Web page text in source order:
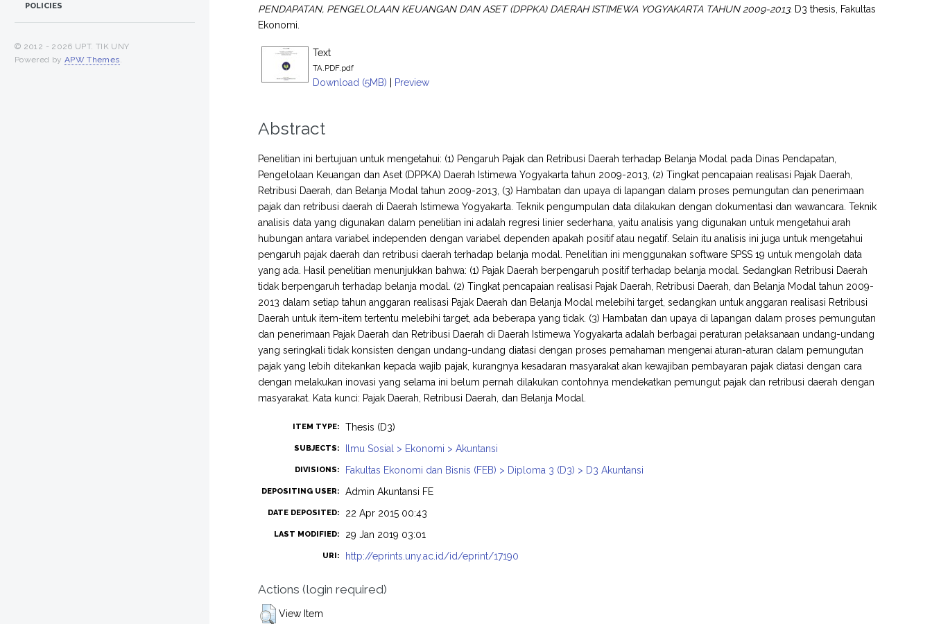
PENDAPATAN, PENGELOLAAN KEUANGAN DAN ASET (DPPKA) DAERAH ISTIMEWA YOGYAKARTA TAHUN 2009-2013. D3 thesis, Fakultas
Ekonomi.
Text
TA.PDF.pdf
Download (5MB) | Preview
Abstract
Penelitian ini bertujuan untuk mengetahui: (1) Pengaruh Pajak dan Retribusi Daerah terhadap Belanja Modal pada Dinas Pendapatan,
Pengelolaan Keuangan dan Aset (DPPKA) Daerah Istimewa Yogyakarta tahun 2009-2013, (2) Tingkat pencapaian realisasi Pajak Daerah,
Retribusi Daerah, dan Belanja Modal tahun 2009-2013, (3) Hambatan dan upaya di lapangan dalam proses pemungutan dan penerimaan
pajak dan retribusi daerah di Daerah Istimewa Yogyakarta. Teknik pengumpulan data dilakukan dengan dokumentasi dan wawancara. Teknik
analisis data yang digunakan dalam penelitian ini adalah regresi linier sederhana, yaitu analisis yang digunakan untuk mengetahui arah
hubungan antara variabel independen dengan variabel dependen apakah positif atau negatif. Selain itu analisis ini juga untuk mengetahui
pengaruh pajak daerah dan retribusi daerah terhadap belanja modal. Penelitian ini menggunakan software SPSS 19 untuk mengolah data
yang ada. Hasil penelitian menunjukkan bahwa: (1) Pajak Daerah berpengaruh positif terhadap belanja modal. Sedangkan Retribusi Daerah
tidak berpengaruh terhadap belanja modal. (2) Tingkat pencapaian realisasi Pajak Daerah, Retribusi Daerah, dan Belanja Modal tahun 2009-
2013 dalam setiap tahun anggaran realisasi Pajak Daerah dan Belanja Modal melebihi target, sedangkan untuk anggaran realisasi Retribusi
Daerah untuk item-item tertentu melebihi target, ada beberapa yang tidak. (3) Hambatan dan upaya di lapangan dalam proses pemungutan
dan penerimaan Pajak Daerah dan Retribusi Daerah di Daerah Istimewa Yogyakarta adalah berbagai peraturan pelaksanaan undang-undang
yang seringkali tidak konsisten dengan undang-undang diatasi dengan proses pemahaman mengenai aturan-aturan dalam pemungutan
pajak yang lebih ditekankan kepada wajib pajak, kurangnya kesadaran masyarakat akan kewajiban pembayaran pajak diatasi dengan cara
dengan melakukan inovasi yang selama ini belum pernah dilakukan contohnya mendekatkan pemungut pajak dan retribusi daerah dengan
masyarakat. Kata kunci: Pajak Daerah, Retribusi Daerah, dan Belanja Modal.
ITEM TYPE: Thesis (D3)
SUBJECTS: Ilmu Sosial > Ekonomi > Akuntansi
DIVISIONS: Fakultas Ekonomi dan Bisnis (FEB) > Diploma 3 (D3) > D3 Akuntansi
DEPOSITING USER: Admin Akuntansi FE
DATE DEPOSITED: 22 Apr 2015 00:43
LAST MODIFIED: 29 Jan 2019 03:01
URI: http://eprints.uny.ac.id/id/eprint/17190
Actions (login required)
View Item
POLICIES
© 2012 - 2026 UPT. TIK UNY
Powered by APW Themes